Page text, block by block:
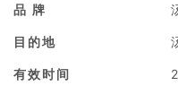
品 牌
目的地
有效时间